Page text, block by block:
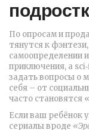
По опросам и
тянутся к
самоопределении
приключения, а
задать вопросы о
себя – от
часто становятся
Если ваш ребёнок
сериалы вроде